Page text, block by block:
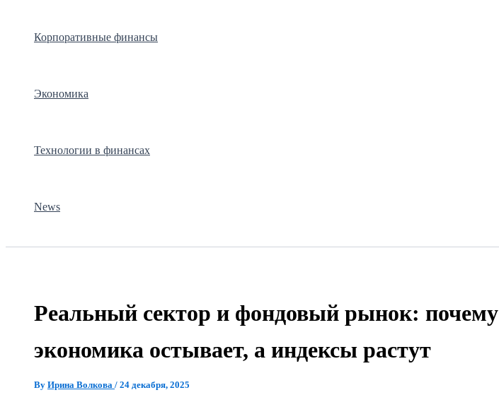
Корпоративные финансы
Экономика
Технологии в финансах
News
Реальный сектор и фондовый рынок: почему
экономика остывает, а индексы растут
By Ирина Волкова / 24 декабря, 2025